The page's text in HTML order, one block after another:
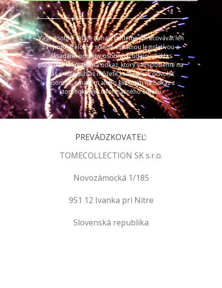
Vaše osobné údaje (email) budeme spracovávať len
za týmto účelom v súlade s platnou legislatívou a
zásadami ochrany osobných údajov. Súhlas
potvrdíte kliknutím na odkaz, ktorý vám pošleme na
váš email. Súhlas môžete kedykoľvek odvolať
písomne, emailom alebo kliknutím na odkaz z
ktoréhokoľvek informačného emailu.
PREVÁDZKOVATEĽ:
TOMECOLLECTION SK s.r.o.
Novozámocká 1/185
951 12 Ivanka pri Nitre
Slovenská republika